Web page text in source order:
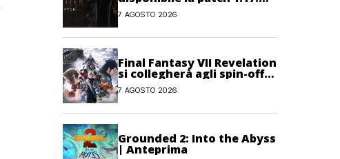
correzioni per sfide,
combattimento e
7 AGOSTO 2026
Final Fantasy VII Revelation
si collegherà agli spin-off
di FF7: Hamaguchi non si
pone limiti
7 AGOSTO 2026
Grounded 2: Into the Abyss
| Anteprima